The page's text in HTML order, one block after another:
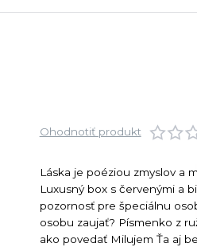
Ohodnotiť produkt
Láska je poéziou zmyslov a
Luxusný box s červenými a
pozornosť pre špeciálnu
osobu zaujať? Písmenko z
ako povedať Milujem Ťa aj